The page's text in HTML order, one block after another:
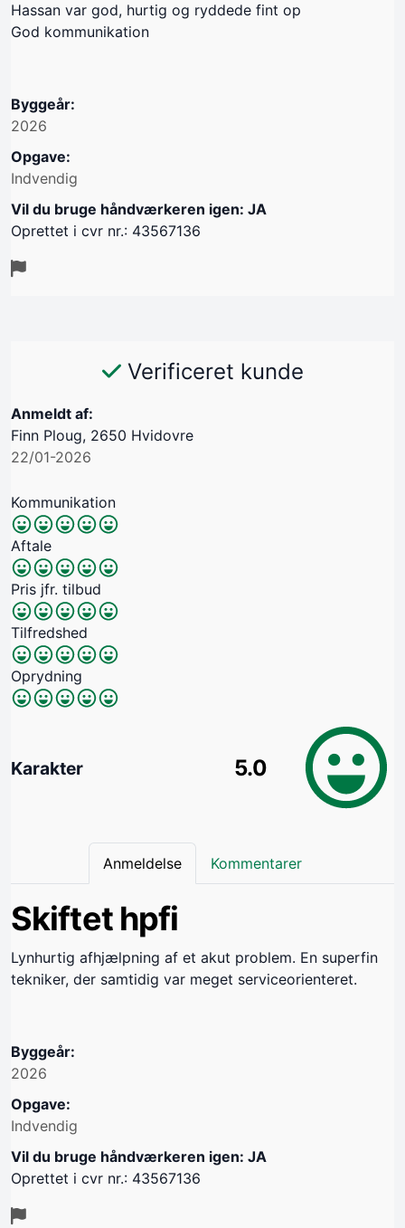
Hassan var god, hurtig og ryddede fint op
God kommunikation
Byggeår:
2026
Opgave:
Indvendig
Vil du bruge håndværkeren igen: JA
Oprettet i cvr nr.: 43567136
Verificeret kunde
Anmeldt af:
Finn Ploug, 2650 Hvidovre
22/01-2026
Kommunikation
Aftale
Pris jfr. tilbud
Tilfredshed
Oprydning
Karakter 5.0
Anmeldelse Kommentarer
Skiftet hpfi
Lynhurtig afhjælpning af et akut problem. En superfin
tekniker, der samtidig var meget serviceorienteret.
Byggeår:
2026
Opgave:
Indvendig
Vil du bruge håndværkeren igen: JA
Oprettet i cvr nr.: 43567136